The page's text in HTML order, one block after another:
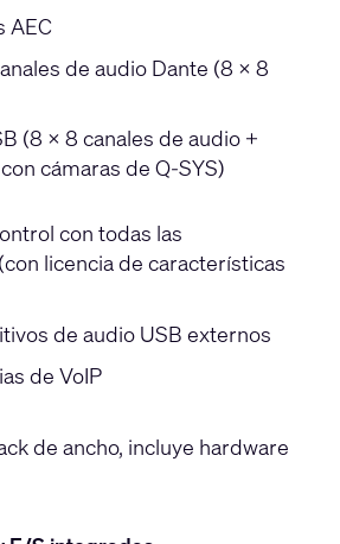
AEC
de audio Dante (8 × 8
(8 × 8 canales de audio +
cámaras de Q-SYS)
con todas las
licencia de características
de audio USB externos
de VoIP
de ancho, incluye hardware